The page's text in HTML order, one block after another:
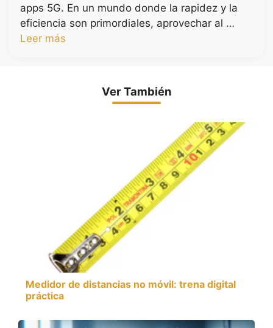
apps 5G. En un mundo donde la rapidez y la
eficiencia son primordiales, aprovechar al …
Leer más
Ver También
Medidor de distancias no móvil: trena digital
práctica